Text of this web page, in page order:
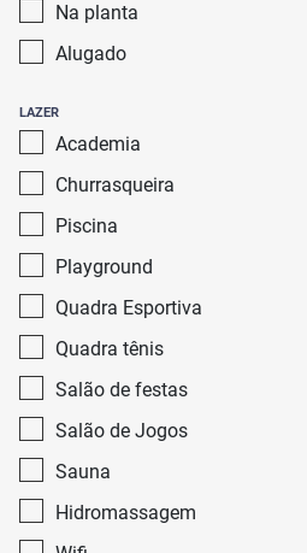
Na planta
Alugado
LAZER
Academia
Churrasqueira
Piscina
Playground
Quadra Esportiva
Quadra tênis
Salão de festas
Salão de Jogos
Sauna
Hidromassagem